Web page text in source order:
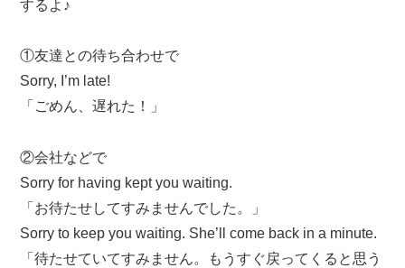
するよ♪
①友達との待ち合わせで
Sorry, I’m late!
「ごめん、遅れた！」
②会社などで
Sorry for having kept you waiting.
「お待たせしてすみませんでした。」
Sorry to keep you waiting. She’ll come back in a minute.
「待たせていてすみません。もうすぐ戻ってくると思う